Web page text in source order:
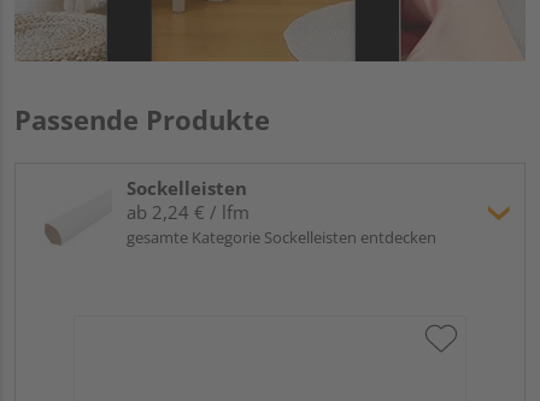
Passende Produkte
Sockelleisten
ab 2,24 € / lfm
gesamte Kategorie Sockelleisten entdecken